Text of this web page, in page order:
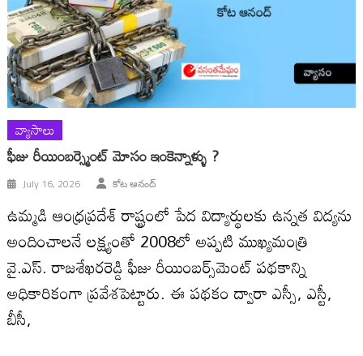
వ్యాసాలు
ఫీజు రీయింబర్స్మెంట్ మోసం ఇంకెన్నాళ్ళు ?
July 16, 2026 కోట ఆనంద్
ఉమ్మడి ఆంధ్రప్రదేశ్ రాష్ట్రంలో పేద విద్యార్థులకు ఉన్నత విద్యను
అందించాలనే లక్ష్యంతో 2008లో అప్పటి ముఖ్యమంత్రి
వై.ఎస్. రాజశేఖరరెడ్డి ఫీజు రీయింబర్స్‌మెంట్ పథకాన్ని
అధికారికంగా ప్రవేశపెట్టారు. ఈ పథకం ద్వారా ఎస్సీ, ఎస్టీ,
బీసీ,